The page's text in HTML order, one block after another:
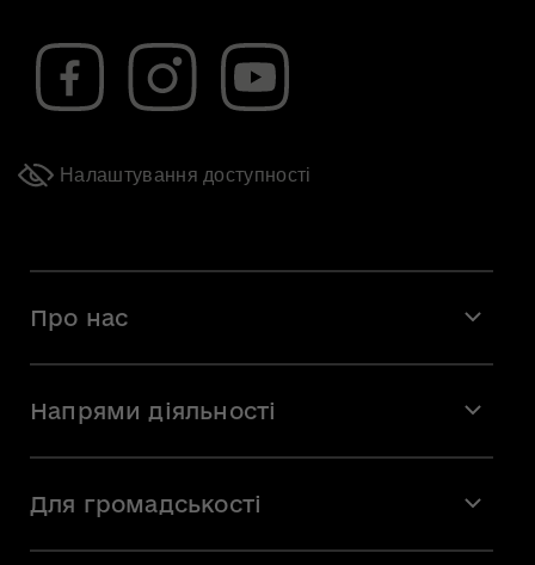
Налаштування доступності
Про нас
Команда
Вакансії
Напрями діяльності
Мистецька освіта
Для громадськості